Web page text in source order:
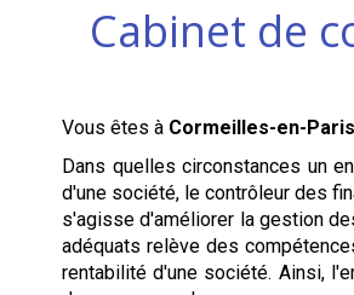
Cabinet de
Vous êtes à Cormeilles-en-
Dans quelles circonstances un
d'une société, le contrôleur des
s'agisse d'améliorer la gestion
adéquats relève des
rentabilité d'une société. Ainsi,